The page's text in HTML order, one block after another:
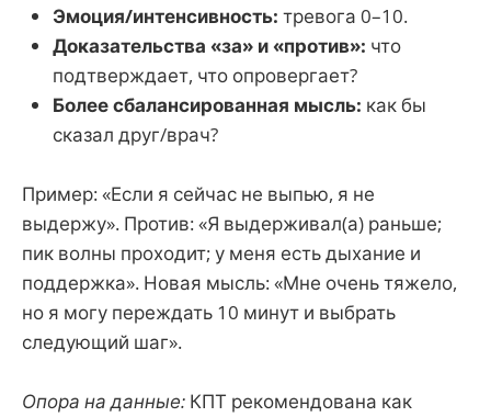
Эмоция/интенсивность: тревога 0–10.
Доказательства «за» и «против»: что
подтверждает, что опровергает?
Более сбалансированная мысль: как бы
сказал друг/врач?
Пример: «Если я сейчас не выпью, я не
выдержу». Против: «Я выдерживал(а) раньше;
пик волны проходит; у меня есть дыхание и
поддержка». Новая мысль: «Мне очень тяжело,
но я могу переждать 10 минут и выбрать
следующий шаг».
Опора на данные: КПТ рекомендована как